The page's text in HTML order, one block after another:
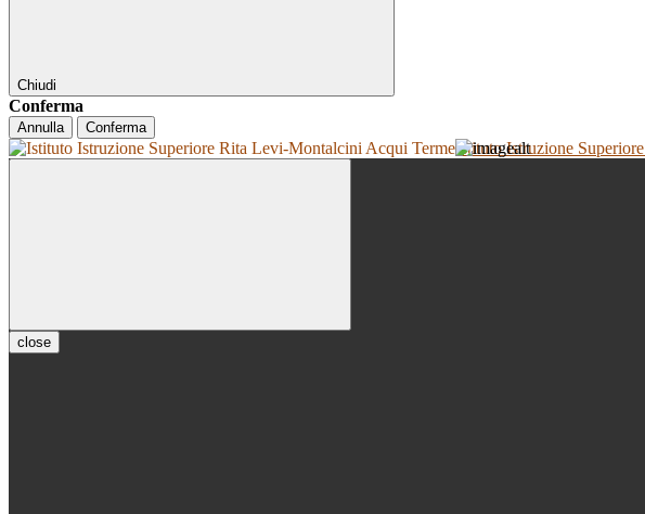
Chiudi
Conferma
Annulla Conferma
Istituto Istruzione Superiore
close